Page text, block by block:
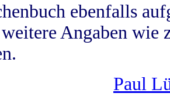
ebenfalls
Angaben wie
Paul